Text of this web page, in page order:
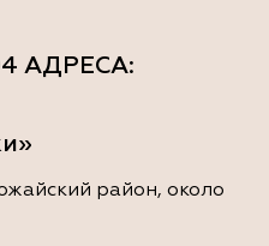
АДРЕСА:
район, около